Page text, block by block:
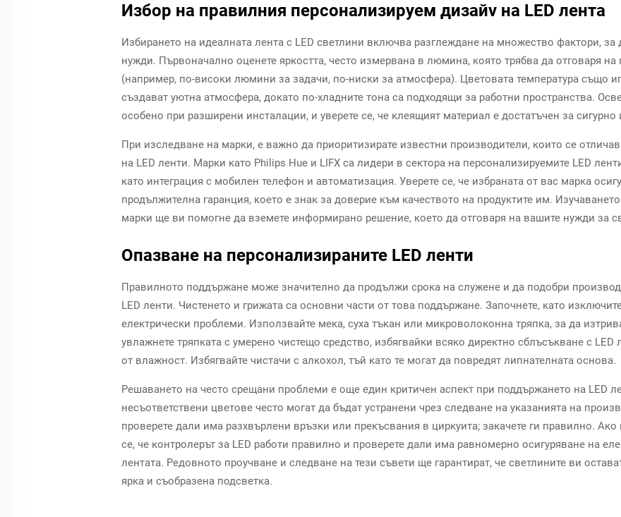
Избор на правилния персонализируем дизайν на LED лента
Избирането на идеалната лента с LED светлини включва разглеждане на множество фактори, за
нужди. Първоначално оценете яркостта, често измервана в люмина, която трябва да отговаря на
(например, по-високи люмини за задачи, по-ниски за атмосфера). Цветовата температура също
създават уютна атмосфера, докато по-хладните тона са подходящи за работни пространства.
особено при разширени инсталации, и уверете се, че клеящият материал е достатъчен за
При изследване на марки, е важно да приоритизирате известни производители, които се
на LED ленти. Марки като Philips Hue и LIFX са лидери в сектора на персонализируемите LED
като интеграция с мобилен телефон и автоматизация. Уверете се, че избраната от вас марка
продължителна гаранция, което е знак за доверие към качеството на продуктите им.
марки ще ви помогне да вземете информирано решение, което да отговаря на вашите нужди за
Опазване на персонализираните LED ленти
Правилното поддържане може значително да продължи срока на служене и да подобри
LED ленти. Чистенето и грижата са основни части от това поддържане. Започнете, като
електрически проблеми. Използвайте мека, суха тъкан или микроволоконна тряпка, за да
увлажнете тряпката с умерено чистещо средство, избягвайки всяко директно сблъсъкване с LED
от влажност. Избягвайте чистачи с алкохол, тъй като те могат да повредят липнателната основа.
Решаването на често срещани проблеми е още един критичен аспект при поддържането на LED
несъответствени цветове често могат да бъдат устранени чрез следване на указанията на
проверете дали има разхвърлени връзки или прекъсвания в циркуита; закачете ги правилно. Ако
се, че контролерът за LED работи правилно и проверете дали има равномерно осигуряване на
лентата. Редовното проучване и следване на тези съвети ще гарантират, че светлините ви
ярка и съобразена подсветка.